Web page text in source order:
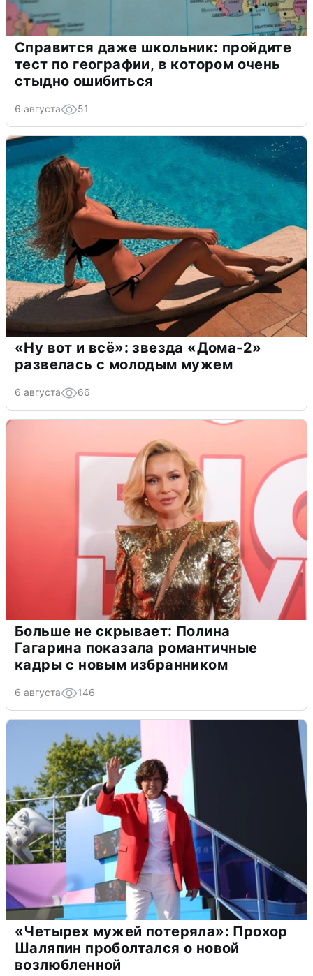
Справится даже школьник: пройдите
тест по географии, в котором очень
стыдно ошибиться
6 августа 51
«Ну вот и всё»: звезда «Дома-2»
развелась с молодым мужем
6 августа 66
Больше не скрывает: Полина
Гагарина показала романтичные
кадры с новым избранником
6 августа 146
«Четырех мужей потеряла»: Прохор
Шаляпин проболтался о новой
возлюбленной